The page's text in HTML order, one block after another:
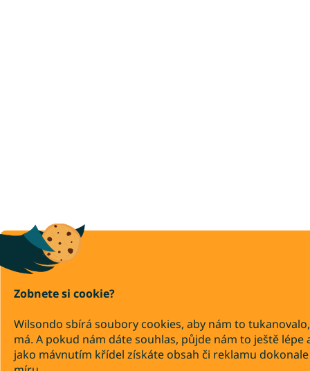
Zobnete si cookie?
Wilsondo sbírá soubory cookies, aby nám to
má. A pokud nám dáte souhlas, půjde nám to ještě lépe
jako mávnutím křídel získáte obsah či reklamu